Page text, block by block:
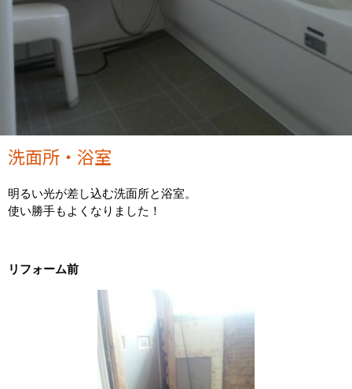
洗面所・浴室
明るい光が差し込む洗面所と浴室。
使い勝手もよくなりました！
リフォーム前